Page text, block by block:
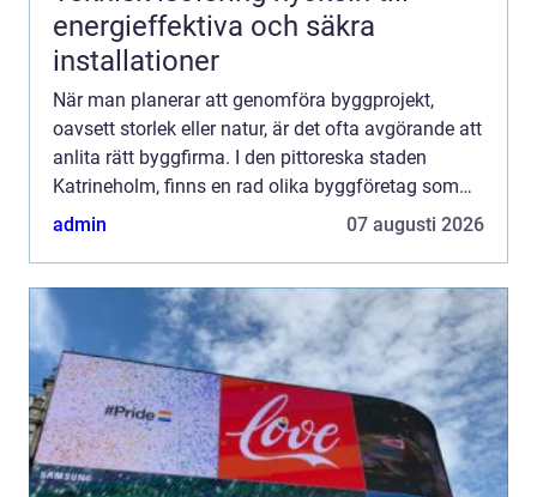
energieffektiva och säkra
installationer
När man planerar att genomföra byggprojekt,
oavsett storlek eller natur, är det ofta avgörande att
anlita rätt byggfirma. I den pittoreska staden
Katrineholm, finns en rad olika byggföretag som
erbjuder sina tjänste...
admin 07 augusti 2026